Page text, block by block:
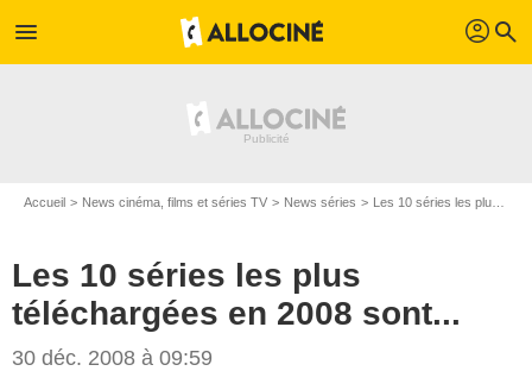
menu profil search
Accueil News cinéma, films et séries TV News séries Les 10 séries les plus téléchargées en 2008 sont...
Les 10 séries les plus
téléchargées en 2008 sont...
30 déc. 2008 à 09:59